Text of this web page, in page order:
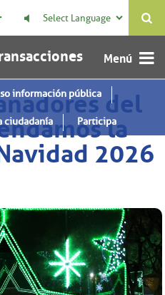
Select Language 
información pública
ciudadanía Participa
del
la
2026